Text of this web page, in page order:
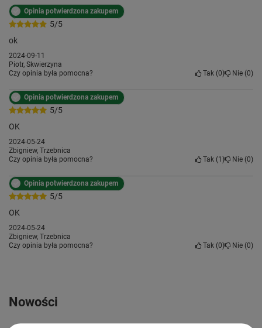
5/5
Opinia potwierdzona zakupem
ok
2024-09-11
Piotr, Skwierzyna
Czy opinia była pomocna?
Tak 0 Nie 0
5/5
Opinia potwierdzona zakupem
OK
2024-05-24
Zbigniew, Trzebnica
Czy opinia była pomocna?
Tak 1 Nie 0
5/5
Opinia potwierdzona zakupem
OK
2024-05-24
Zbigniew, Trzebnica
Czy opinia była pomocna?
Tak 0 Nie 0
Nowości